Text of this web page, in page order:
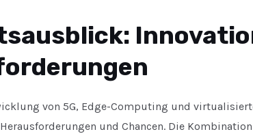
von 5G, Edge-Computing und
und Chancen. Die